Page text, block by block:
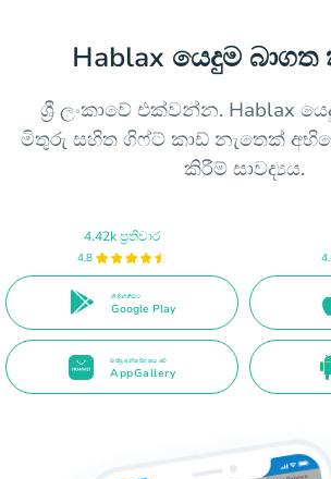
Hablax යෙදුම
ශ්‍රී ලංකාවේ එක්වන්න. Hablax
මිතුරු සහිත ගිෆ්ට් කාඩ් නැතෙක්
කිරීම් සාවද්‍යය.
4.42k ප්‍රතිචාර
4.8
හි ගින්නීමට
Google Play
ඔප්පු අන්තර්ගතය වේ
AppGallery